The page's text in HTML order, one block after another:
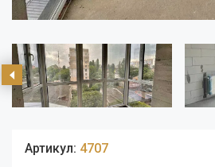
Артикул: 4707